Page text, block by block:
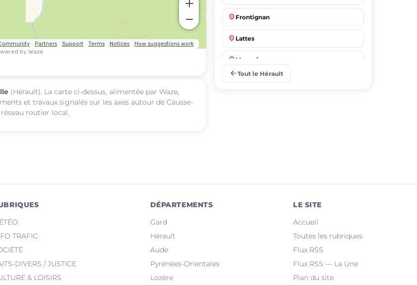
(Hérault). La carte ci-dessus, alimentée par Waze,
et travaux signalés sur les axes autour de Causse-
routier local.
place Frontignan
place Lattes
place Mauguio
Clermont-l'Hérault
arrow_back Tout le Hérault
TRAFIC
DIVERS / JUSTICE
& LOISIRS
DÉPARTEMENTS
Gard
Hérault
Aude
Pyrénées-Orientales
Lozère
LE SITE
Accueil
Toutes les rubriques
Flux RSS
Flux RSS — La Une
Plan du site